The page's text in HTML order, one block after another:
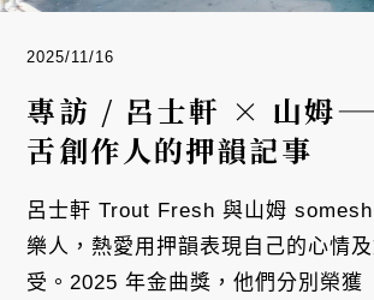
2025/11/16
專訪 / 呂士軒 × 山姆
舌創作人的押韻記事
呂士軒 Trout Fresh 與山姆
樂人，熱愛用押韻表現自己的心情
受。2025 年金曲獎，他們分別榮獲